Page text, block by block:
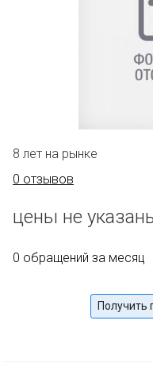
8 лет на рынке
0 отзывов
цены не
0 обращений за месяц
Получить